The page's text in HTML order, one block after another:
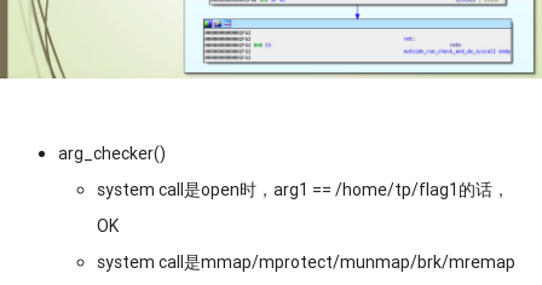
arg_checker()
system call是open时，arg1 == /home/tp/flag1的话，
OK
system call是mmap/mprotect/munmap/brk/mremap